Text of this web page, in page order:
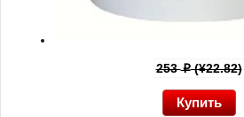
253p(¥22.82)